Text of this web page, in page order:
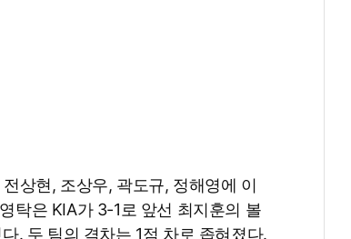
상현, 조상우, 곽도규, 정해영에 이
탁은 KIA가 3-1로 앞선 최지훈의 볼
. 두 팀의 격차는 1점 차로 좁혀졌다.